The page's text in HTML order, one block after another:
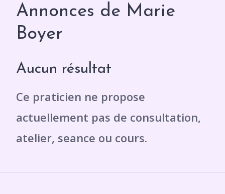
Annonces de Marie
Boyer
Aucun résultat